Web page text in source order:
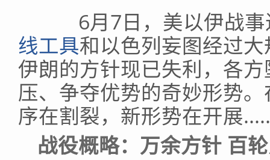
6月7日，美以伊战事
线工具和以色列妄图经过
伊朗的方针现已失利，各
压、争夺优势的奇妙形势
序在割裂，新形势在开展
战役概略：万余方针 百